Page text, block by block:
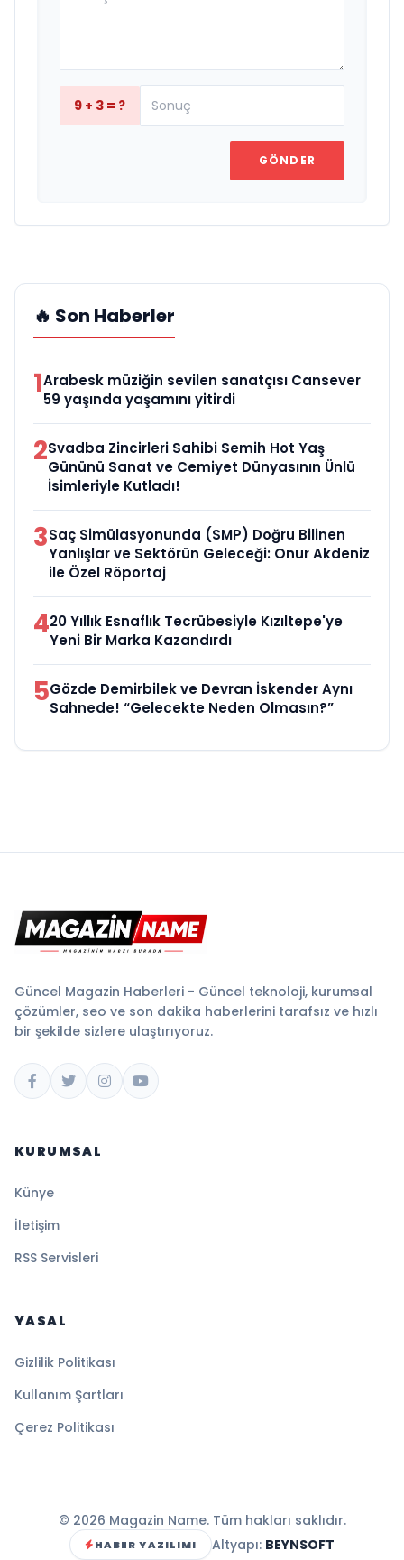
9 + 3 = ?
GÖNDER
🔥 Son Haberler
1Arabesk müziğin sevilen sanatçısı Cansever
59 yaşında yaşamını yitirdi
2Svadba Zincirleri Sahibi Semih Hot Yaş
Gününü Sanat ve Cemiyet Dünyasının Ünlü
İsimleriyle Kutladı!
3Saç Simülasyonunda (SMP) Doğru Bilinen
Yanlışlar ve Sektörün Geleceği: Onur Akdeniz
ile Özel Röportaj
420 Yıllık Esnaflık Tecrübesiyle Kızıltepe'ye
Yeni Bir Marka Kazandırdı
5Gözde Demirbilek ve Devran İskender Aynı
Sahnede! “Gelecekte Neden Olmasın?”
Güncel Magazin Haberleri - Güncel teknoloji, kurumsal
çözümler, seo ve son dakika haberlerini tarafsız ve hızlı
bir şekilde sizlere ulaştırıyoruz.
KURUMSAL
Künye
İletişim
RSS Servisleri
YASAL
Gizlilik Politikası
Kullanım Şartları
Çerez Politikası
© 2026 Magazin Name. Tüm hakları saklıdır.
HABER YAZILIMI Altyapı: BEYNSOFT